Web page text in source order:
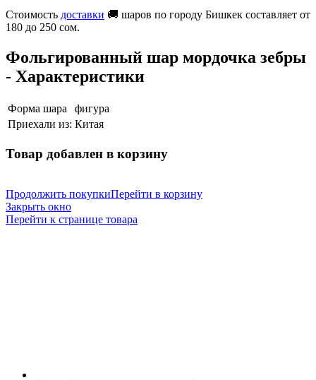
Стоимость доставки 🚚 шаров по городу Бишкек составляет от
180 до 250 сом.
Фольгированный шар мордочка зебры
- Характеристики
Форма шара
фигура
Приехали из: Китая
Товар добавлен в корзину
Продолжить покупкиПерейти в корзину
Закрыть окно
Перейти к странице товара